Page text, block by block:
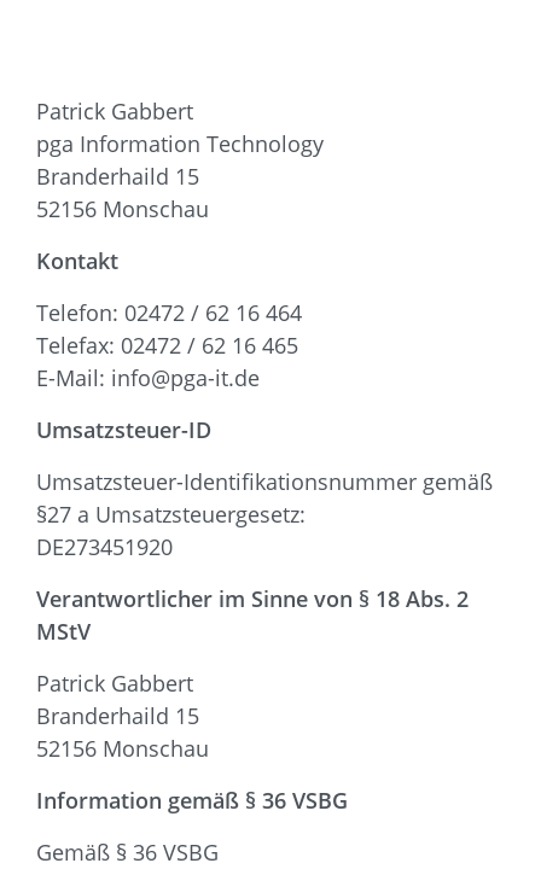
Patrick Gabbert
pga Information Technology
Branderhaild 15
52156 Monschau
Kontakt
Telefon: 02472 / 62 16 464
Telefax: 02472 / 62 16 465
E-Mail: info@pga-it.de
Umsatzsteuer-ID
Umsatzsteuer-Identifikationsnummer gemäß
§27 a Umsatzsteuergesetz:
DE273451920
Verantwortlicher im Sinne von § 18 Abs. 2
MStV
Patrick Gabbert
Branderhaild 15
52156 Monschau
Information gemäß § 36 VSBG
Gemäß § 36 VSBG